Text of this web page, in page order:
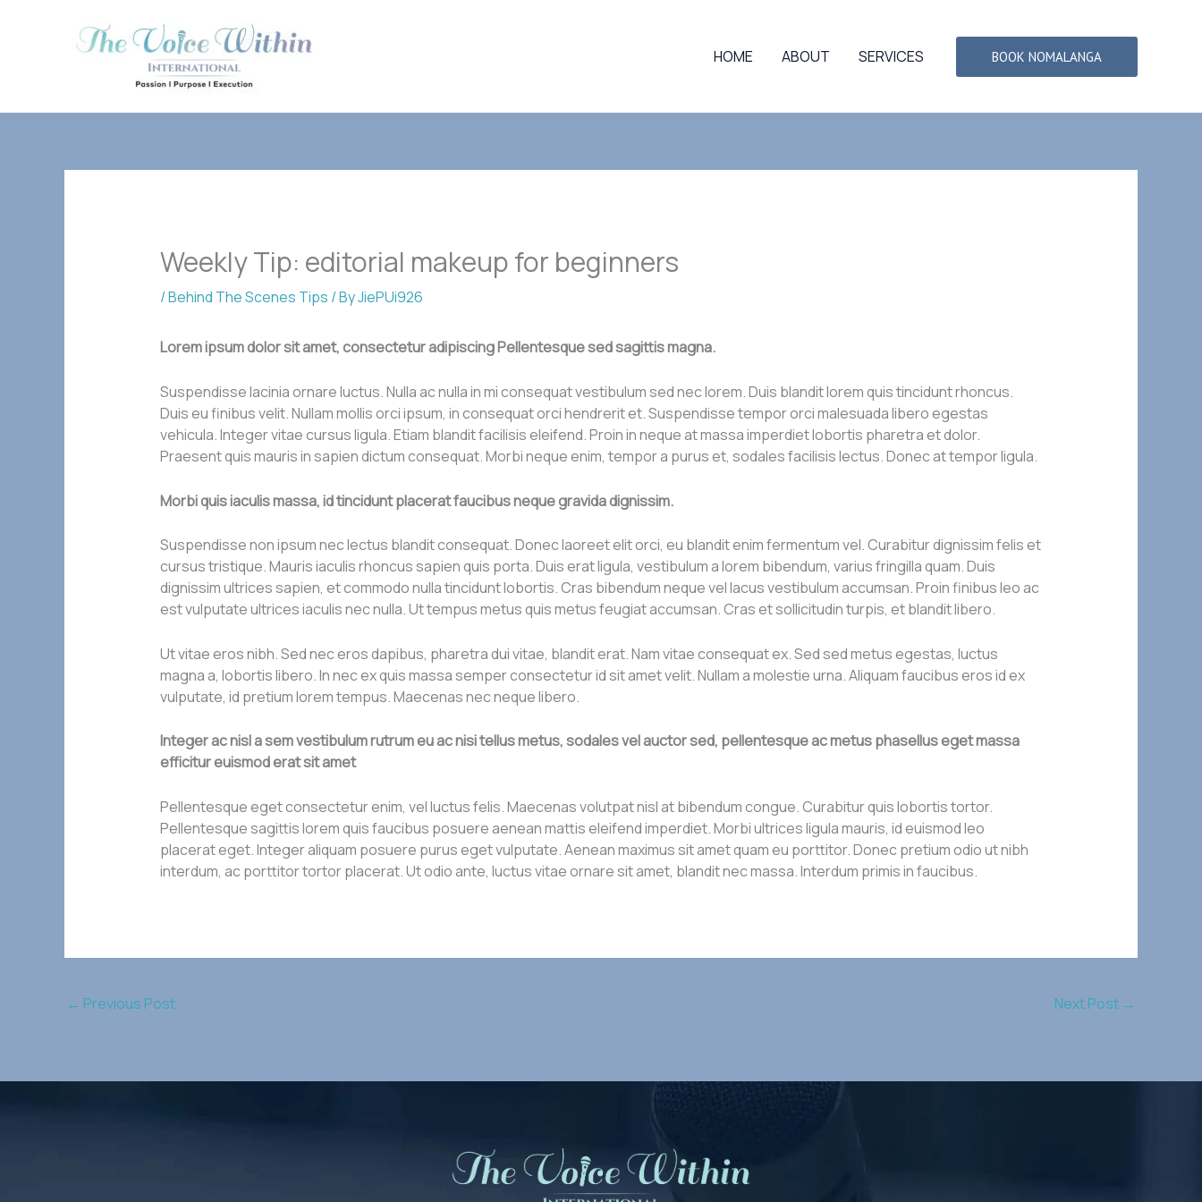
HOME ABOUT SERVICES BOOK NOMALANGA
Weekly Tip: editorial makeup for beginners
/Behind The Scenes Tips / ByJiePUi926
Lorem ipsum dolor sit amet, consectetur adipiscing Pellentesque sed sagittis magna.
Suspendisse lacinia ornare luctus. Nulla ac nulla in mi consequat vestibulum sed nec lorem. Duis blandit lorem quis tincidunt rhoncus.
Duis eu finibus velit. Nullam mollis orci ipsum, in consequat orci hendrerit et. Suspendisse tempor orci malesuada libero egestas
vehicula. Integer vitae cursus ligula. Etiam blandit facilisis eleifend. Proin in neque at massa imperdiet lobortis pharetra et dolor.
Praesent quis mauris in sapien dictum consequat. Morbi neque enim, tempor a purus et, sodales facilisis lectus. Donec at tempor ligula.
Morbi quis iaculis massa, id tincidunt placerat faucibus neque gravida dignissim.
Suspendisse non ipsum nec lectus blandit consequat. Donec laoreet elit orci, eu blandit enim fermentum vel. Curabitur dignissim felis et
cursus tristique. Mauris iaculis rhoncus sapien quis porta. Duis erat ligula, vestibulum a lorem bibendum, varius fringilla quam. Duis
dignissim ultrices sapien, et commodo nulla tincidunt lobortis. Cras bibendum neque vel lacus vestibulum accumsan. Proin finibus leo ac
est vulputate ultrices iaculis nec nulla. Ut tempus metus quis metus feugiat accumsan. Cras et sollicitudin turpis, et blandit libero.
Ut vitae eros nibh. Sed nec eros dapibus, pharetra dui vitae, blandit erat. Nam vitae consequat ex. Sed sed metus egestas, luctus
magna a, lobortis libero. In nec ex quis massa semper consectetur id sit amet velit. Nullam a molestie urna. Aliquam faucibus eros id ex
vulputate, id pretium lorem tempus. Maecenas nec neque libero.
Integer ac nisl a sem vestibulum rutrum eu ac nisi tellus metus, sodales vel auctor sed, pellentesque ac metus phasellus eget massa
efficitur euismod erat sit amet
Pellentesque eget consectetur enim, vel luctus felis. Maecenas volutpat nisl at bibendum congue. Curabitur quis lobortis tortor.
Pellentesque sagittis lorem quis faucibus posuere aenean mattis eleifend imperdiet. Morbi ultrices ligula mauris, id euismod leo
placerat eget. Integer aliquam posuere purus eget vulputate. Aenean maximus sit amet quam eu porttitor. Donec pretium odio ut nibh
interdum, ac porttitor tortor placerat. Ut odio ante, luctus vitae ornare sit amet, blandit nec massa. Interdum primis in faucibus.
← Previous Post Next Post →